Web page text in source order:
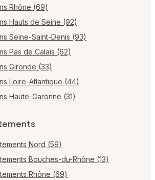
Rhône (69)
Hauts de Seine (92)
Seine-Saint-Denis (93)
Pas de Calais (62)
Gironde (33)
Loire-Atlantique (44)
Haute-Garonne (31)
Nord (59)
Bouches-du-Rhône (13)
Rhône (69)